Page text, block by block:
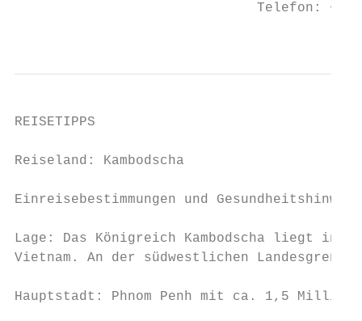
Telefon:
REISETIPPS
Reiseland: Kambodscha
Einreisebestimmungen und
Lage: Das Königreich Kambodscha liegt in
Vietnam. An der südwestlichen
Hauptstadt: Phnom Penh mit ca. 1,5